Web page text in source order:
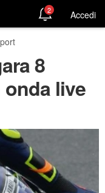
2 Accedi
8
onda live